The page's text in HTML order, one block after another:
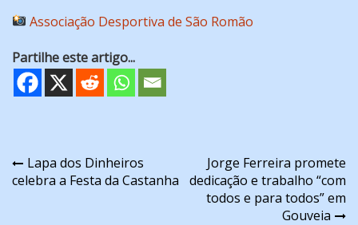
Associação Desportiva de São Romão
Partilhe este artigo...
Navegação
de
Lapa dos Dinheiros
celebra a Festa da Castanha
Jorge Ferreira promete
dedicação e trabalho “com
todos e para todos” em
Gouveia